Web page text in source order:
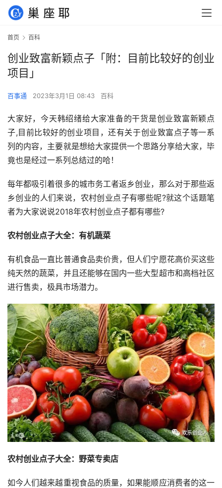
首页 百科
创业致富新颖点子「附：目前比较好的创业
项目」
百事通 2023年3月1日 08:43 百科
大家好，今天韩绍绪给大家准备的干货是创业致富新颖点
子,目前比较好的创业项目，还有关于创业致富点子等一系
列的内容，主要就是想给大家提供一个思路分享给大家，毕
竟也是经过一系列总结过的哈！
每年都吸引着很多的城市务工者返乡创业，那么对于那些返
乡创业的人们来说，农村创业点子有哪些呢?就这个话题笔
者为大家说说2018年农村创业点子都有哪些?
农村创业点子大全：有机蔬菜
有机食品一直比普通食品卖价贵，但人们宁愿花高价买这些
纯天然的蔬菜，并且还能够在国内一些大型超市和高档社区
进行售卖，极具市场潜力。
农村创业点子大全：野菜专卖店
如今人们越来越重视食品的质量，如果能顺应消费者的这一